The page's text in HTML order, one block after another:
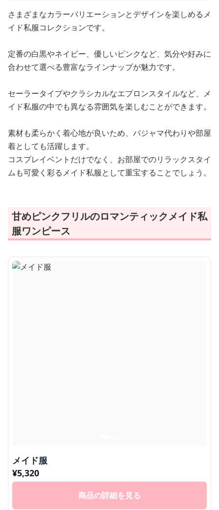
さまざまなカラーバリエーションとデザインを楽しめるメ
イド私服コレクションです。
定番の白黒やネイビー、優しいピンクなど、気分や好みに
合わせて選べる豊富なラインナップが魅力です。
セーラータイプやクラシカルなエプロンスタイルなど、メ
イド私服の中でも異なる雰囲気を楽しむことができます。
素材も柔らかく着心地が良いため、パジャマ代わりや部屋
着としても活躍します。
コスプレイベントだけでなく、お部屋でのリラックスタイ
ムも可愛く彩るメイド私服として重宝することでしょう。
甘めピンクフリルのロマンティックメイド私
服ワンピース
メイド服
¥5,320
商品の詳細を見る